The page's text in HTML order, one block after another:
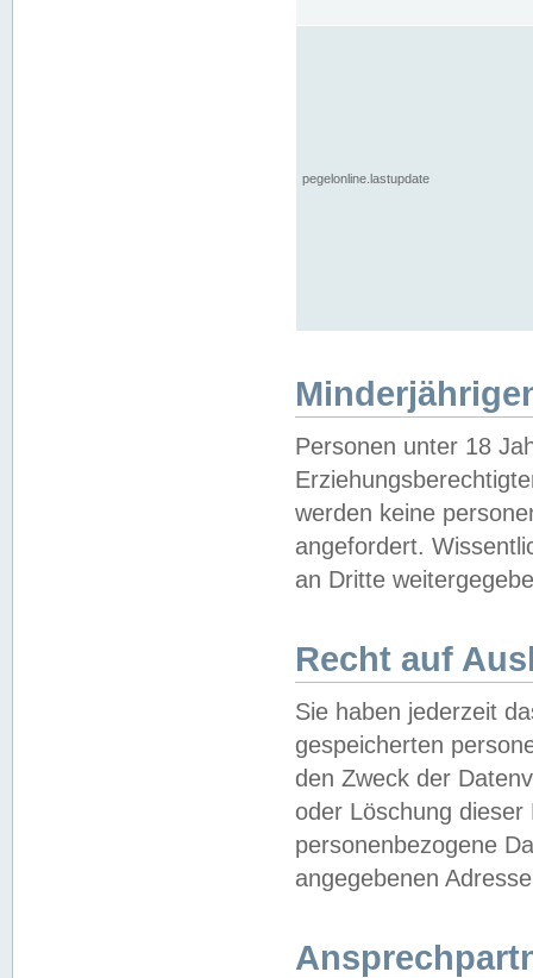
pegelonline.lastupdate
Personen unter 18
werden keine
angefordert.
an Dritte
Recht auf
Sie haben jederzeit
gespeicherten
den Zweck der
oder Löschung
personenbezogene
angegebenen